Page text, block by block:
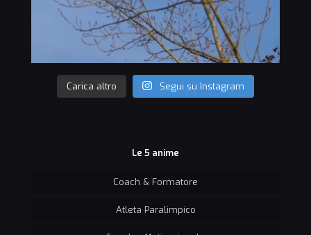
Carica altro Segui su Instagram
Le 5 anime
Coach & Formatore
Atleta Paralimpico